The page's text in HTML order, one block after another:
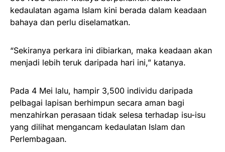
kedaulatan agama Islam kini berada dalam keadaan
bahaya dan perlu diselamatkan.
“Sekiranya perkara ini dibiarkan, maka keadaan akan
menjadi lebih teruk daripada hari ini,” katanya.
Pada 4 Mei lalu, hampir 3,500 individu daripada
pelbagai lapisan berhimpun secara aman bagi
menzahirkan perasaan tidak selesa terhadap isu-isu
yang dilihat mengancam kedaulatan Islam dan
Perlembagaan.